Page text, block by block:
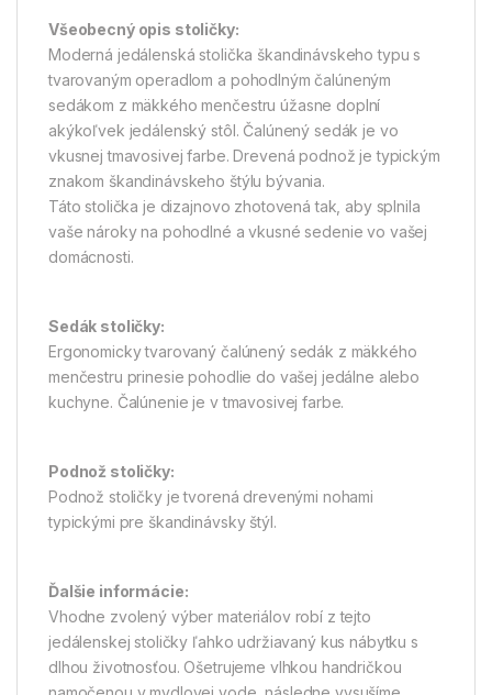
Všeobecný opis stoličky:
Moderná jedálenská stolička škandinávskeho typu s
tvarovaným operadlom a pohodlným čalúneným
sedákom z mäkkého menčestru úžasne doplní
akýkoľvek jedálenský stôl. Čalúnený sedák je vo
vkusnej tmavosivej farbe. Drevená podnož je typickým
znakom škandinávskeho štýlu bývania.
Táto stolička je dizajnovo zhotovená tak, aby splnila
vaše nároky na pohodlné a vkusné sedenie vo vašej
domácnosti.
Sedák stoličky:
Ergonomicky tvarovaný čalúnený sedák z mäkkého
menčestru prinesie pohodlie do vašej jedálne alebo
kuchyne. Čalúnenie je v tmavosivej farbe.
Podnož stoličky:
Podnož stoličky je tvorená drevenými nohami
typickými pre škandinávsky štýl.
Ďalšie informácie:
Vhodne zvolený výber materiálov robí z tejto
jedálenskej stoličky ľahko udržiavaný kus nábytku s
dlhou životnosťou. Ošetrujeme vlhkou handričkou